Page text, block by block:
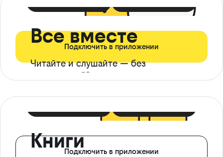
Все вместе
Читайте и слушайте — без
ограничений*
Подключить в приложении
КнигиПодключить в приложении